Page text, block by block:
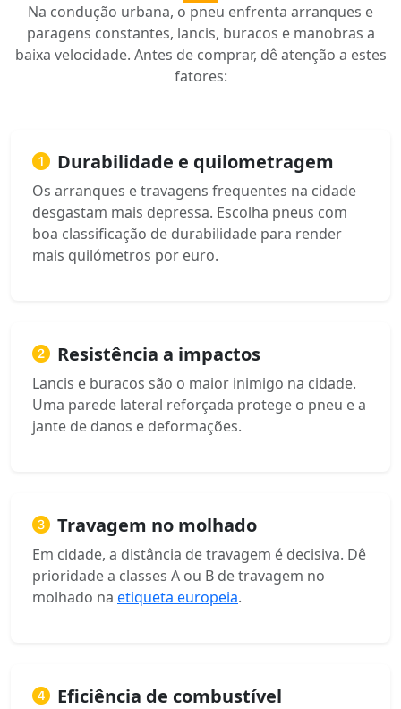
Na condução urbana, o pneu enfrenta arranques e
paragens constantes, lancis, buracos e manobras a
baixa velocidade. Antes de comprar, dê atenção a estes
fatores:
Durabilidade e quilometragem
Os arranques e travagens frequentes na cidade
desgastam mais depressa. Escolha pneus com
boa classificação de durabilidade para render
mais quilómetros por euro.
Resistência a impactos
Lancis e buracos são o maior inimigo na cidade.
Uma parede lateral reforçada protege o pneu e a
jante de danos e deformações.
Travagem no molhado
Em cidade, a distância de travagem é decisiva. Dê
prioridade a classes A ou B de travagem no
molhado na etiqueta europeia.
Eficiência de combustível